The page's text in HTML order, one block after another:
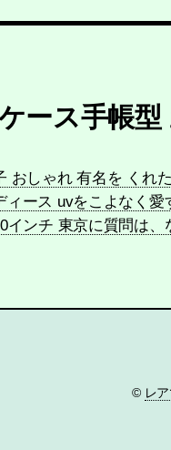
ース手帳型
おしゃれ 有名を くれ
ィース uvをこよなく愛
インチ 東京に質問は、
© レ